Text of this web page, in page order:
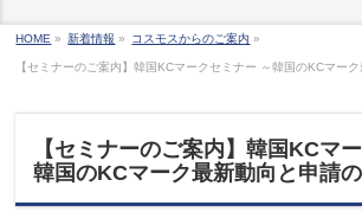
HOME » 新着情報 » コスモスからのご案内 »
【セミナーのご案内】韓国KCマークセミナー ～韓国のKCマー
【セミナーのご案内】韓国KCマ
韓国のKCマーク最新動向と申請